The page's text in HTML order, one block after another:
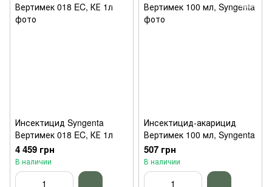
Инсектицид Syngenta
Вертимек 018 EC, КЕ 1л
4 459 грн
В наличии
Инсектицид-акарицид
Вертимек 100 мл, Syngenta
507 грн
В наличии